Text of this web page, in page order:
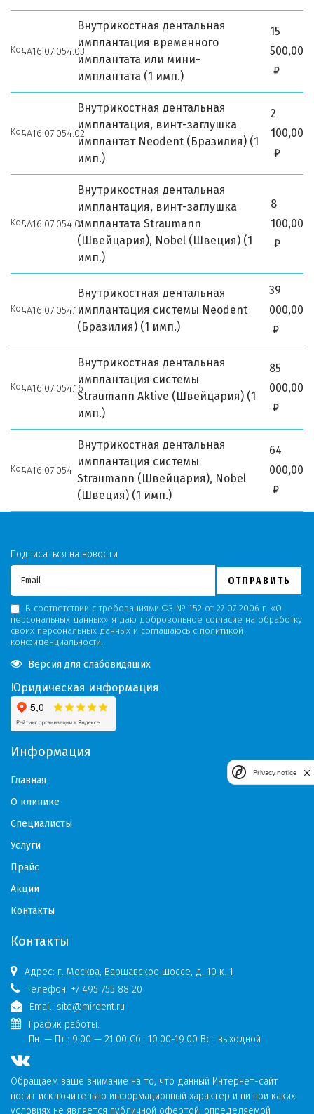
КодА16.07.054.03
Внутрикостная дентальная
имплантация временного
имплантата или мини-
имплантата (1 имп.)
15
500,00
₽
КодА16.07.054.02
Внутрикостная дентальная
имплантация, винт-заглушка
имплантат Neodent (Бразилия) (1
имп.)
2
100,00
₽
КодА16.07.054.01
Внутрикостная дентальная
имплантация, винт-заглушка
имплантата Straumann
(Швейцария), Nobel (Швеция) (1
имп.)
8
100,00
₽
КодА16.07.054.17
Внутрикостная дентальная
имплантация системы Neodent
(Бразилия) (1 имп.)
39
000,00
₽
КодА16.07.054.16
Внутрикостная дентальная
имплантация системы
Straumann Aktive (Швейцария) (1
имп.)
85
000,00
₽
КодА16.07.054
Внутрикостная дентальная
имплантация системы
Straumann (Швейцария), Nobel
(Швеция) (1 имп.)
64
000,00
₽
Подписаться на новости
ОТПРАВИТЬ
В соответствии с требованиями ФЗ № 152 от 27.07.2006 г. «О
персональных данных» я даю добровольное согласие на обработку
своих персональных данных и соглашаюсь с политикой
конфиденциальности.
Версия для слабовидящих
Юридическая информация
Информация
Главная
О клинике
Специалисты
Услуги
Прайс
Акции
Контакты
Контакты
Адрес: г. Москва, Варшавское шоссе, д. 10 к. 1
Телефон: +7 495 755 88 20
Email: site@mirdent.ru
График работы:
Пн. — Пт.: 9.00 — 21.00 Сб.: 10.00-19.00 Вс.: выходной
Обращаем ваше внимание на то, что данный Интернет-сайт
носит исключительно информационный характер и ни при каких
условиях не является публичной офертой, определяемой
Privacy notice